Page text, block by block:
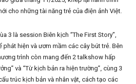
cho những tài năng trẻ của điện ảnh Việt.
3 là session Biên kịch “The First Story”,
hiện và ươm mầm các cây bút trẻ. Bên
trình còn mang đến 2 talkshow hấp
và “Từ kịch bản ra hiện trường”, cùng 3
trúc kịch bản và nhân vật, cách tạo các